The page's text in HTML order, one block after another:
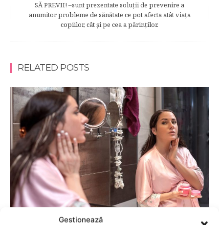
Gestionează
SĂ PREVII! –sunt prezentate soluţii de prevenire a
anumitor probleme de sănătate ce pot afecta atât viaţa
copiilor, cât şi pe cea a părinţilor.
RELATED POSTS